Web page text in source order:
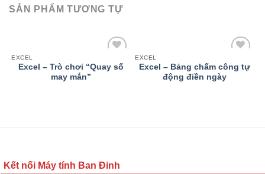
SẢN PHẨM TƯƠNG TỰ
Add
to
EXCEL
Excel – Trò chơi “Quay số
may mắn”
Add
to
wishlist
EXCEL
Excel – Bảng chấm công tự
động điền ngày
Kết nối Máy tính Ban Đinh